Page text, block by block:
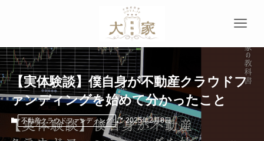
【実体験談】僕自身が不動産クラウドフ
ァンディングを始めて分かったこと
不動産クラウドファンディング 2025年2月8日